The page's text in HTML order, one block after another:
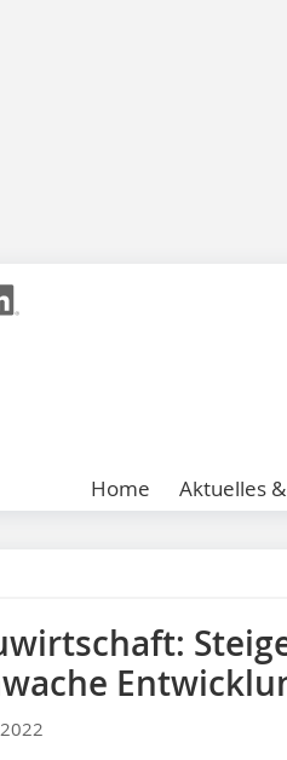
Home Aktuelles